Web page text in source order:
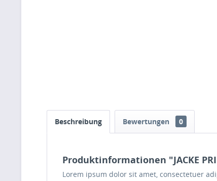
Beschreibung Bewertungen 0
Produktinformationen "JACKE
Lorem ipsum dolor sit amet, consectetuer